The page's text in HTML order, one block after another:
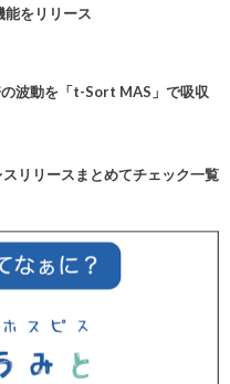
能をリリース
波動を「t-Sort MAS」で吸収
スリリースまとめてチェック一覧